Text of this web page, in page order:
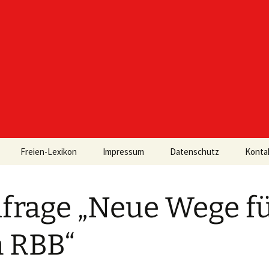
Freien-Lexikon Impressum Datenschutz
„Neue Wege